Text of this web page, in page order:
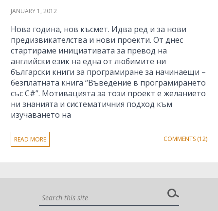
JANUARY 1, 2012
Нова година, нов късмет. Идва ред и за нови
предизвикателства и нови проекти. От днес
стартираме инициативата за превод на
английски език на една от любимите ни
български книги за програмиране за начинаещи –
безплатната книга “Въведение в програмирането
със C#”. Мотивацията за този проект е желанието
ни знанията и систематичния подход към
изучаването на
READ MORE COMMENTS (12)